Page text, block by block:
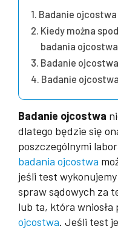
Badanie
Kiedy można
badania
Badanie
Badanie
Badanie ojcostwa
dlatego będzie się
poszczególnymi
badania ojcostwa
jeśli test
spraw sądowych za
lub ta, która wniosła
ojcostwa. Jeśli test